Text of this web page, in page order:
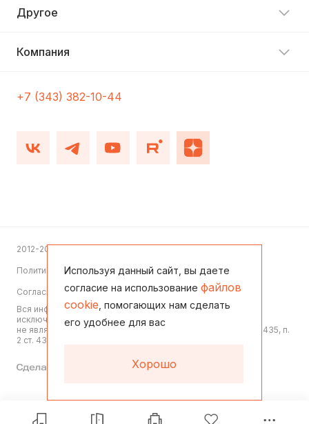
Используя данный сайт, вы даете
согласие на использование файлов
cookie , помогающих нам сделать
его удобнее для вас
Хорошо
Другое
Компания
+7 (343) 382-10-44
2012-2026
Политика конфиденциальности
Согласие на обработку персональных данных
Вся информация, представленная на данном сайте, носит
исключительно информационный характер,
не является офертой или публичной офертой согласно ст. 435, п.
2 ст. 437 ГК РФ